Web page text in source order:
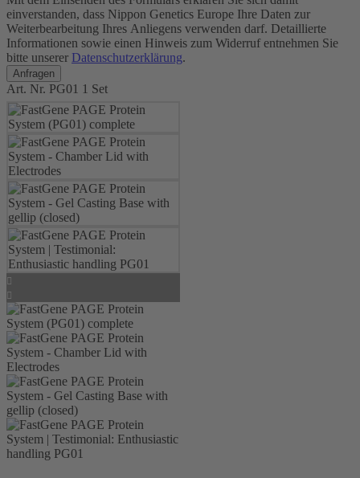
einverstanden, dass Nippon Genetics Europe Ihre Daten zur
Weiterbearbeitung Ihres Anliegens verwenden darf. Detaillierte
Informationen sowie einen Hinweis zum Widerruf entnehmen Sie
bitte unserer Datenschutzerklärung.
Art. Nr. PG01 1 Set